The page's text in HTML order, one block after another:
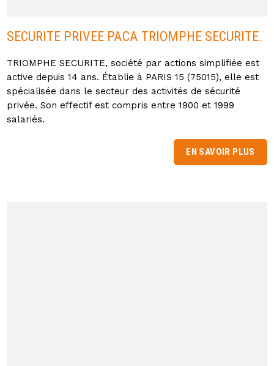
SECURITE PRIVEE PACA TRIOMPHE SECURITE.
TRIOMPHE SECURITE, société par actions simplifiée est
active depuis 14 ans. Établie à PARIS 15 (75015), elle est
spécialisée dans le secteur des activités de sécurité
privée. Son effectif est compris entre 1900 et 1999
salariés.
EN SAVOIR PLUS